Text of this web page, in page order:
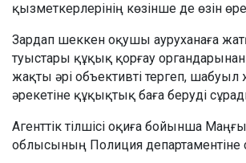
қызметкерлерінің көзінше де өзін
Зардап шеккен оқушы ауруханаға
туыстары құқық қорғау
жақты әрі объективті тергеп,
әрекетіне құқықтық баға беруді
Агенттік тілшісі оқиға бойынша
облысының Полиция департаментіне